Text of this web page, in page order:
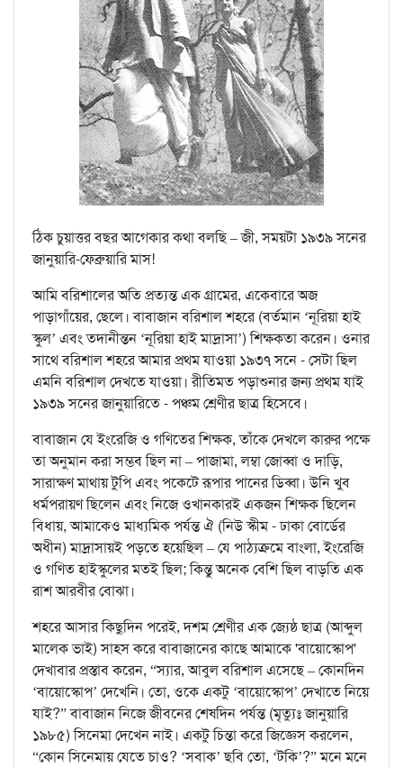
ঠিক চুয়াত্তর বছর আগেকার কথা বলছি – জী, সময়টা ১৯৩৯ সনের
জানুয়ারি-ফেব্রুয়ারি মাস!
আমি বরিশালের অতি প্রত্যন্ত এক গ্রামের, একেবারে অজ
পাড়াগাঁয়ের, ছেলে। বাবাজান বরিশাল শহরে (বর্তমান ‘নূরিয়া হাই
স্কুল’ এবং তদানীন্তন ‘নূরিয়া হাই মাদ্রাসা’) শিক্ষকতা করেন। ওনার
সাথে বরিশাল শহরে আমার প্রথম যাওয়া ১৯৩৭ সনে - সেটা ছিল
এমনি বরিশাল দেখতে যাওয়া। রীতিমত পড়াশুনার জন্য প্রথম যাই
১৯৩৯ সনের জানুয়ারিতে - পঞ্চম শ্রেণীর ছাত্র হিসেবে।
বাবাজান যে ইংরেজি ও গণিতের শিক্ষক, তাঁকে দেখলে কারুর পক্ষে
তা অনুমান করা সম্ভব ছিল না – পাজামা, লম্বা জোব্বা ও দাড়ি,
সারাক্ষণ মাথায় টুপি এবং পকেটে রূপার পানের ডিব্বা। উনি খুব
ধর্মপরায়ণ ছিলেন এবং নিজে ওখানকারই একজন শিক্ষক ছিলেন
বিধায়, আমাকেও মাধ্যমিক পর্যন্ত ঐ (নিউ স্কীম - ঢাকা বোর্ডের
অধীন) মাদ্রাসায়ই পড়তে হয়েছিল – যে পাঠ্যক্রমে বাংলা, ইংরেজি
ও গণিত হাইস্কুলের মতই ছিল; কিন্তু অনেক বেশি ছিল বাড়তি এক
রাশ আরবীর বোঝা।
শহরে আসার কিছুদিন পরেই, দশম শ্রেণীর এক জ্যেষ্ঠ ছাত্র (আব্দুল
মালেক ভাই) সাহস করে বাবাজানের কাছে আমাকে 'বায়োস্কোপ'
দেখাবার প্রস্তাব করেন, “স্যার, আবুল বরিশাল এসেছে – কোনদিন
‘বায়োস্কোপ’ দেখেনি। তো, ওকে একটু ‘বায়োস্কোপ’ দেখাতে নিয়ে
যাই?” বাবাজান নিজে জীবনের শেষদিন পর্যন্ত (মৃত্যুঃ জানুয়ারি
১৯৮৫) সিনেমা দেখেন নাই। একটু চিন্তা করে জিজ্ঞেস করলেন,
“কোন সিনেমায় যেতে চাও? ‘সবাক’ ছবি তো, ‘টকি’?” মনে মনে